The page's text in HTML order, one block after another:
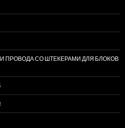
ПРОВОДА СО ШТЕКЕРАМИ ДЛЯ БЛОКОВ